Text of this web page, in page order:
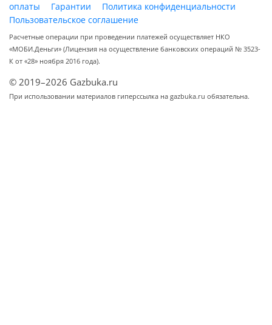
оплаты
Гарантии
Политика конфиденциальности
Пользовательское соглашение
Расчетные операции при проведении платежей осуществляет НКО
«МОБИ.Деньги» (Лицензия на осуществление банковских операций № 3523-
К от «28» ноября 2016 года).
© 2019–2026 Gazbuka.ru
При использовании материалов гиперссылка на gazbuka.ru обязательна.